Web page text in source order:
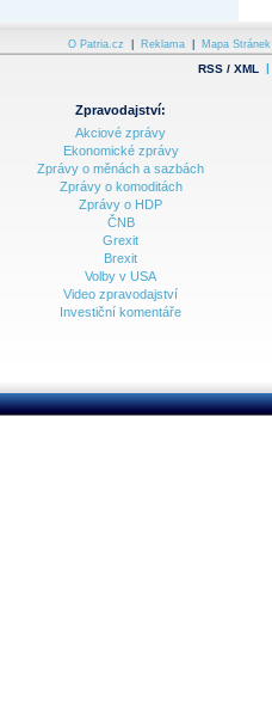
O Patria.cz Reklama Mapa Stránek
RSS / XML |
Zpravodajství:
Akciové zprávy
Ekonomické zprávy
Zprávy o měnách a sazbách
Zprávy o komoditách
Zprávy o HDP
ČNB
Grexit
Brexit
Volby v USA
Video zpravodajství
Investiční komentáře